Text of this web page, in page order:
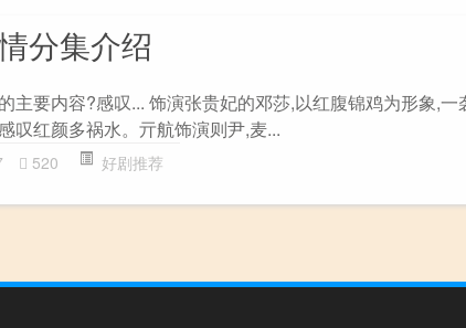
分集介绍
主要内容?感叹... 饰演张贵妃的邓莎,以红腹锦鸡为形象,一
叹红颜多祸水。亓航饰演则尹,麦...
520 好剧推荐